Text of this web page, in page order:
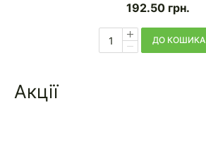
192.50 грн.
ДО КОШИКА
Акції